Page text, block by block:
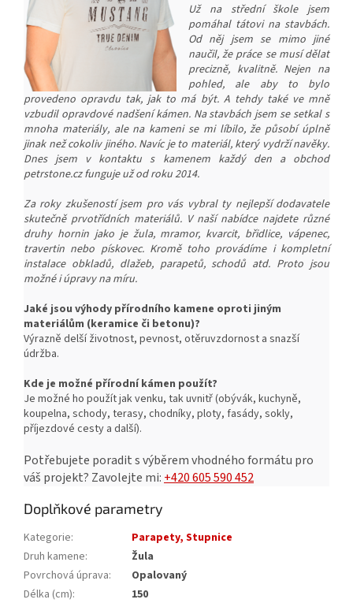
Už na střední škole jsem
pomáhal tátovi na stavbách.
Od něj jsem se mimo jiné
naučil, že práce se musí dělat
precizně, kvalitně. Nejen na
pohled, ale aby to bylo
provedeno opravdu tak, jak to má být. A tehdy také ve mně
vzbudil opravdové nadšení kámen. Na stavbách jsem se setkal s
mnoha materiály, ale na kameni se mi líbilo, že působí úplně
jinak než cokoliv jiného. Navíc je to materiál, který vydrží navěky.
Dnes jsem v kontaktu s kamenem každý den a obchod
petrstone.cz funguje už od roku 2014.
Za roky zkušeností jsem pro vás vybral ty nejlepší dodavatele
skutečně prvotřídních materiálů. V naší nabídce najdete různé
druhy hornin jako je žula, mramor, kvarcit, břidlice, vápenec,
travertin nebo pískovec. Kromě toho provádíme i kompletní
instalace obkladů, dlažeb, parapetů, schodů atd. Proto jsou
možné i úpravy na míru.
Jaké jsou výhody přírodního kamene oproti jiným
materiálům (keramice či betonu)?
Výrazně delší životnost, pevnost, otěruvzdornost a snazší
údržba.
Kde je možné přírodní kámen použít?
Je možné ho použít jak venku, tak uvnitř (obývák, kuchyně,
koupelna, schody, terasy, chodníky, ploty, fasády, sokly,
příjezdové cesty a další).
Potřebujete poradit s výběrem vhodného formátu pro
váš projekt? Zavolejte mi: +420 605 590 452
Doplňkové parametry
Kategorie:
Parapety, Stupnice
Druh kamene:
Žula
Povrchová úprava:
Opalovaný
Délka (cm):
150